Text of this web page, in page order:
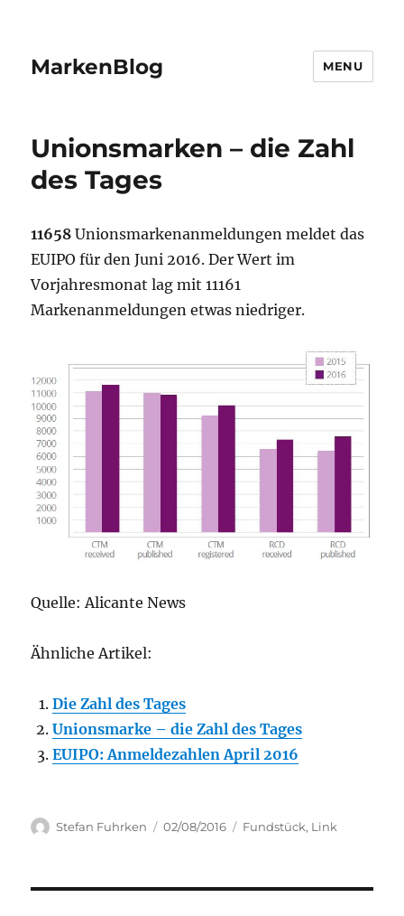
MarkenBlog MENU
Unionsmarken – die Zahl
des Tages
11658Unionsmarkenanmeldungen meldet das
EUIPO für den Juni 2016. Der Wert im
Vorjahresmonat lag mit 11161
Markenanmeldungen etwas niedriger.
Quelle: Alicante News
Ähnliche Artikel:
Die Zahl des Tages
Unionsmarke – die Zahl des Tages
EUIPO: Anmeldezahlen April 2016
Author
Stefan Fuhrken
Posted
02/08/2016 Categories
Fundstück, Link